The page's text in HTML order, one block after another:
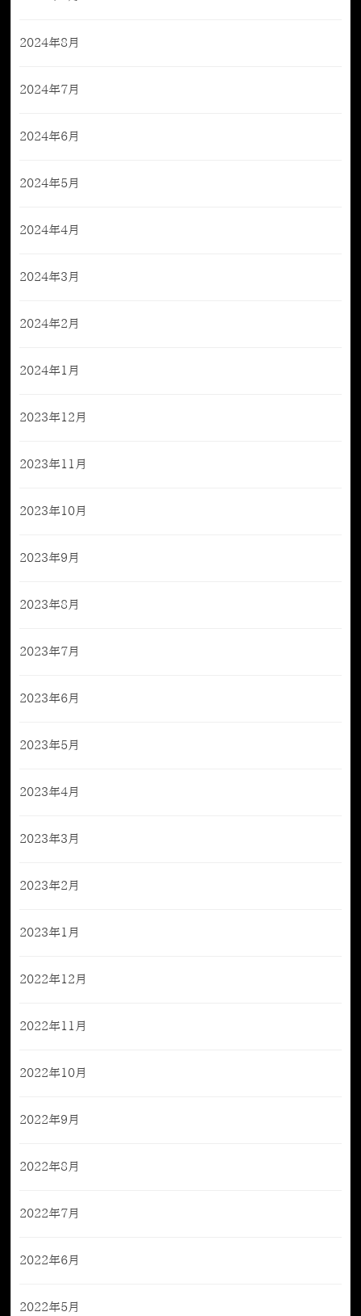
2024年8月
2024年7月
2024年6月
2024年5月
2024年4月
2024年3月
2024年2月
2024年1月
2023年12月
2023年11月
2023年10月
2023年9月
2023年8月
2023年7月
2023年6月
2023年5月
2023年4月
2023年3月
2023年2月
2023年1月
2022年12月
2022年11月
2022年10月
2022年9月
2022年8月
2022年7月
2022年6月
2022年5月